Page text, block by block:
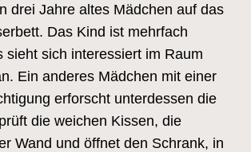
drei Jahre altes Mädchen auf das
Das Kind ist mehrfach
sieht sich interessiert im Raum
Ein anderes Mädchen mit einer
erforscht unterdessen die
die weichen Kissen, die
Wand und öffnet den Schrank, in